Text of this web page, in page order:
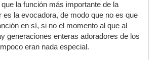
la función más importante de la
es la evocadora, de modo que no es que
en sí, si no el momento al que al
generaciones enteras adoradores de los
eran nada especial.